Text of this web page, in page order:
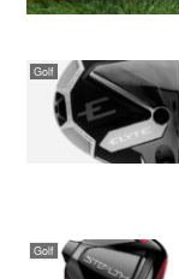
Golf
Golf